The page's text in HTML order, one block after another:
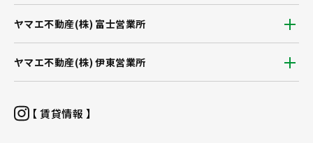
ヤマエ不動産(株) 富士営業所
ヤマエ不動産(株) 伊東営業所
【 賃貸情報 】